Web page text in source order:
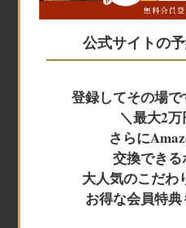
宿泊
レンタ
航空
公式サイトの
登録してその場で
＼最大2
さらに
交換でき
大人気のこだわ
お得な会員特典